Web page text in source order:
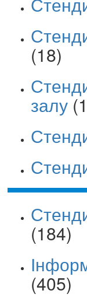
(18)
залу
(184)
(405)